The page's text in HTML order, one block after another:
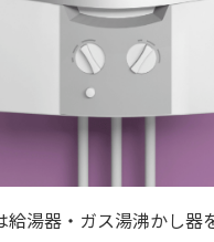
給湯器・ガス湯沸かし